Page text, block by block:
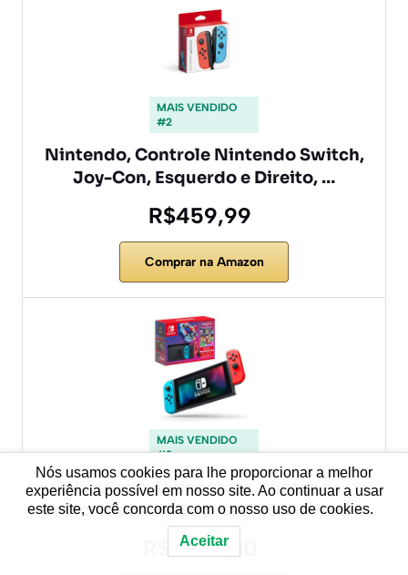
MAIS VENDIDO
#2
Nintendo, Controle Nintendo Switch,
Joy-Con, Esquerdo e Direito, …
R$459,99
Comprar na Amazon
MAIS VENDIDO
#3
Nintendo, Videogame, Nintendo
Switch Console Joy-Con, Mario Kart …
R$2.199,00
Nós usamos cookies para lhe proporcionar a melhor
experiência possível em nosso site. Ao continuar a usar
este site, você concorda com o nosso uso de cookies.
Aceitar